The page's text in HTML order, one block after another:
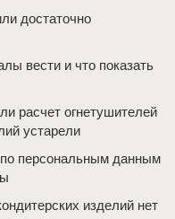
достаточно
вести и что показать
расчет огнетушителей
устарели
персональным данным
изделий нет